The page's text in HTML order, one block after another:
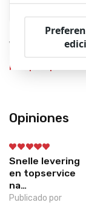
WEINMANN
Pedir presupuesto
Opiniones
Snelle levering
en topservice
na…
Publicado por